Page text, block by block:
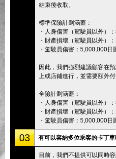
結束後收取。
標準保險計劃涵蓋：
・人身傷害（駕駛員以外）
・財產損壞（駕駛員以外）
・駕駛員傷害：5,000,000日
因此，我們強烈建議顧客在
上或店鋪進行，並需要額外付
全險計劃涵蓋：
・人身傷害（駕駛員以外）
・財產損壞（駕駛員以外）
・駕駛員傷害：5,000,000日
03 有可以容納多位乘客的卡丁車
目前，我們不提供可以同時